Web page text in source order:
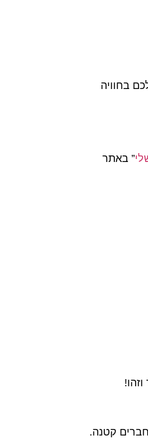
בחוויה
” באתר